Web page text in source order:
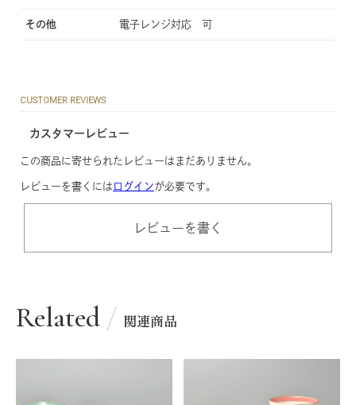
その他 電子レンジ対応 可
CUSTOMER REVIEWS
カスタマーレビュー
この商品に寄せられたレビューはまだありません。
レビューを書くには ログインが必要です。
レビューを書く
Related 関連商品